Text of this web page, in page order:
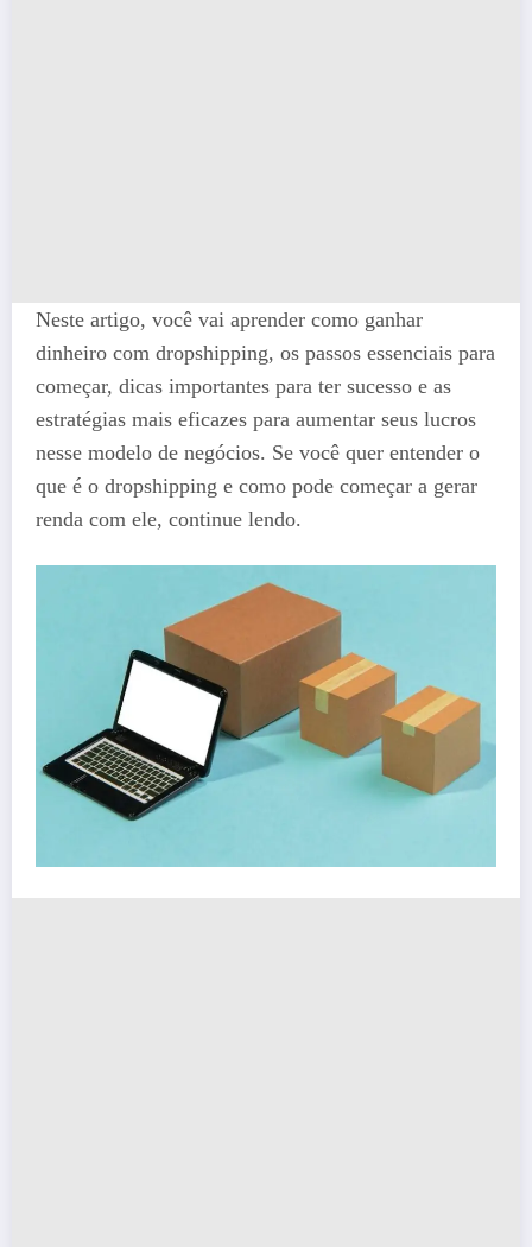
Neste artigo, você vai aprender como ganhar
dinheiro com dropshipping, os passos essenciais para
começar, dicas importantes para ter sucesso e as
estratégias mais eficazes para aumentar seus lucros
nesse modelo de negócios. Se você quer entender o
que é o dropshipping e como pode começar a gerar
renda com ele, continue lendo.